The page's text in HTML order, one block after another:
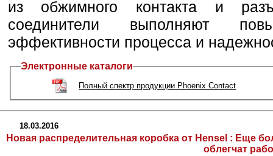
из обжимного контакта и
соединители выполняют
эффективности процесса и
Электронные каталоги
Полный спектр продукции Phoenix Contact
18.03.2016
Новая распределительная коробка от Hensel : Еще
облегчат